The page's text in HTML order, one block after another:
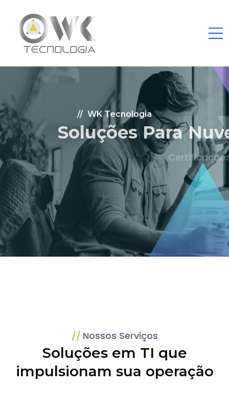
WK Tecnologia
Soluções Para Nuvem.
Certificações: AWS Partner, Microsoft Gold
Fale Conosco
Nossos Serviços
Soluções em TI que
impulsionam sua operação